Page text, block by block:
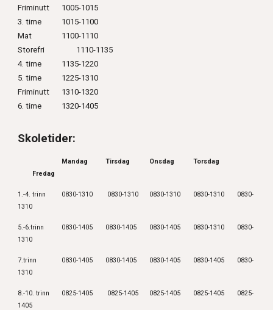
Friminutt
1005-1015
3. time
1015-1100
Mat
1100-1110
Storefri
1110-1135
4. time
1135-1220
5. time
1225-1310
Friminutt
1310-1320
6. time
1320-1405
Skoletider:
Mandag Tirsdag Onsdag
Torsdag
Fredag
1.-4. trinn 0830-1310 0830-1310 0830-1310 0830-1310
0830-
1310
5.-6.trinn 0830-1405 0830-1405 0830-1405 0830-1310
0830-
1310
7.trinn 0830-1405 0830-1405 0830-1405 0830-1405
0830-
1310
8.-10. trinn 0825-1405 0825-1405 0825-1405 0825-1405
0825-
1405